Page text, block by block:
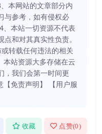
本网站的文章部分内
与参考，如有侵权必
本站一切资源不代表
和对其真实性负责。
转载任何违法的相关
站资源大多存储在云
，我们会第一时间更
【免责声明】 【用户服
收藏 点赞(0)